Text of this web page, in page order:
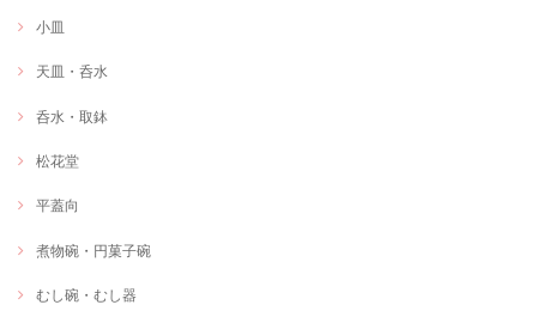
小皿
天皿・呑水
呑水・取鉢
松花堂
平蓋向
煮物碗・円菓子碗
むし碗・むし器